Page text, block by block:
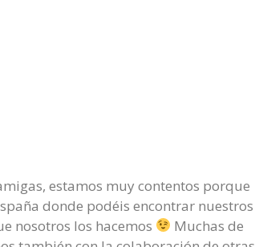
estamos muy contentos porque
donde podéis encontrar nuestros
nosotros los hacemos
Muchas de